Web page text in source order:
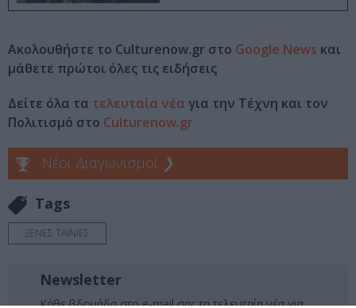
Ακολουθήστε το Culturenow.gr στο Google News και
μάθετε πρώτοι όλες τις ειδήσεις
Δείτε όλα τα τελευταία νέα για την Τέχνη και τον
Πολιτισμό στο Culturenow.gr
Νέοι Διαγωνισμοί ❯
Tags
ΞΕΝΕΣ ΤΑΙΝΙΕΣ
Newsletter
Κάθε βδομάδα στο e-mail σας τα τελευταία νέα για